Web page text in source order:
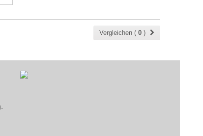
Vergleichen ( 0 )